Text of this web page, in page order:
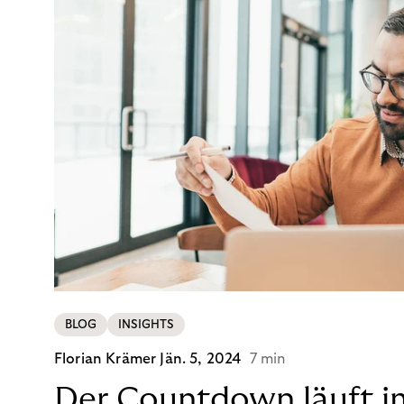
BLOG INSIGHTS
Florian Krämer Jän. 5, 2024 7 min